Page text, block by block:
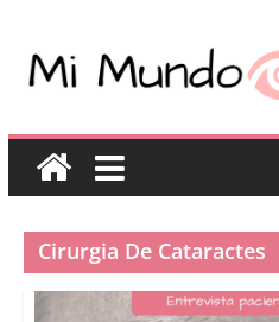
Cirurgia De Cataractes